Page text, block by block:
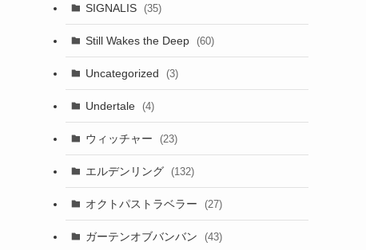
SIGNALIS (35)
Still Wakes the Deep (60)
Uncategorized (3)
Undertale (4)
ウィッチャー (23)
エルデンリング (132)
オクトパストラベラー (27)
ガーテンオブバンバン (43)